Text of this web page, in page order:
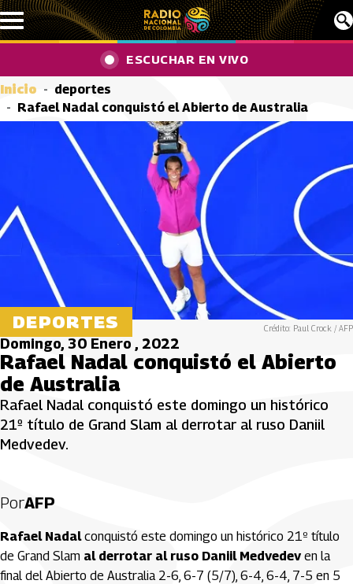
Pasar al contenido principal
ESCUCHAR EN VIVO
Inicio
deportes
Rafael Nadal conquistó el Abierto de Australia
DEPORTES Crédito: Paul Crock / AFP
Domingo, 30 Enero , 2022
Rafael Nadal conquistó el Abierto
de Australia
Rafael Nadal conquistó este domingo un histórico
21º título de Grand Slam al derrotar al ruso Daniil
Medvedev.
PorAFP
Rafael Nadalconquistó este domingo un histórico 21º título
de Grand Slam al derrotar al ruso Daniil Medvedev en la
final del Abierto de Australia 2-6, 6-7 (5/7), 6-4, 6-4, 7-5 en 5